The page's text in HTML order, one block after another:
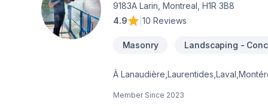
9183A Larin, Montreal, H1R 3B8
4.9
10 Reviews
Masonry Landscaping -
À
tout en respectant vos exigences,
Member Since 2023